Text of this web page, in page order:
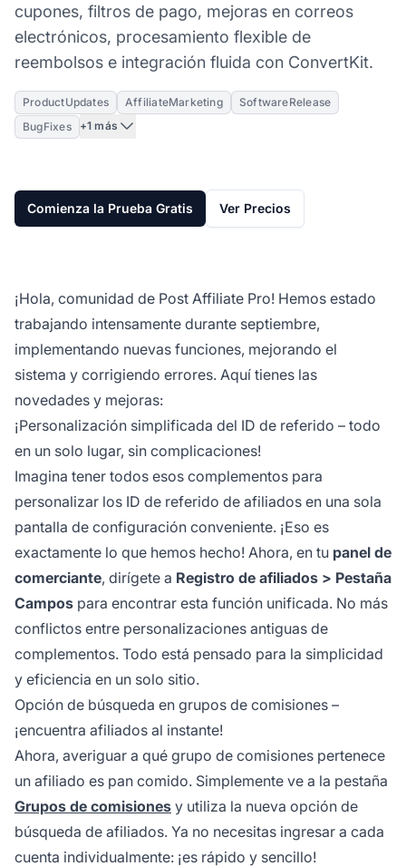
cupones, filtros de pago, mejoras en correos
electrónicos, procesamiento flexible de
reembolsos e integración fluida con ConvertKit.
ProductUpdates AffiliateMarketing
SoftwareRelease
BugFixes
+1 más
Comienza la Prueba Gratis Ver Precios
¡Hola, comunidad de Post Affiliate Pro! Hemos estado
trabajando intensamente durante septiembre,
implementando nuevas funciones, mejorando el
sistema y corrigiendo errores. Aquí tienes las
novedades y mejoras:
¡Personalización simplificada del ID de referido – todo
en un solo lugar, sin complicaciones!
Imagina tener todos esos complementos para
personalizar los ID de referido de afiliados en una sola
pantalla de configuración conveniente. ¡Eso es
exactamente lo que hemos hecho! Ahora, en tu panel de
comerciante, dirígete a Registro de afiliados > Pestaña
Campos para encontrar esta función unificada. No más
conflictos entre personalizaciones antiguas de
complementos. Todo está pensado para la simplicidad
y eficiencia en un solo sitio.
Opción de búsqueda en grupos de comisiones –
¡encuentra afiliados al instante!
Ahora, averiguar a qué grupo de comisiones pertenece
un afiliado es pan comido. Simplemente ve a la pestaña
Grupos de comisiones y utiliza la nueva opción de
búsqueda de afiliados. Ya no necesitas ingresar a cada
cuenta individualmente: ¡es rápido y sencillo!